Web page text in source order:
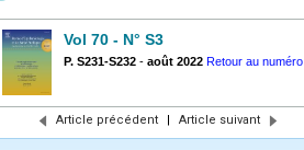
Vol 70 - N° S3
P. S231-S232 - août 2022 Retour au numéro
Article précédent | Article suivant